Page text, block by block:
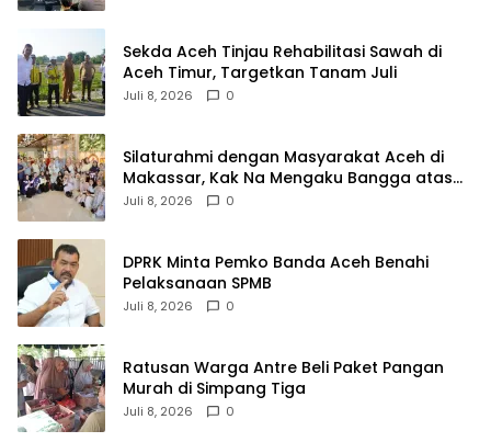
Sekda Aceh Tinjau Rehabilitasi Sawah di
Aceh Timur, Targetkan Tanam Juli
Juli 8, 2026 0
Silaturahmi dengan Masyarakat Aceh di
Makassar, Kak Na Mengaku Bangga atas
Kekompakan Perantau Aceh
Juli 8, 2026 0
DPRK Minta Pemko Banda Aceh Benahi
Pelaksanaan SPMB
Juli 8, 2026 0
Ratusan Warga Antre Beli Paket Pangan
Murah di Simpang Tiga
Juli 8, 2026 0